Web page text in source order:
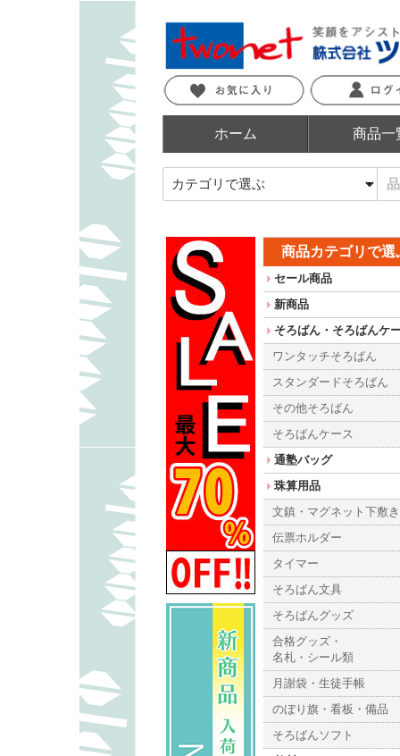
ホーム 商品一
商品カテゴリで選
セール商品
新商品
そろばん・そろばんケ
ワンタッチそろばん
スタンダードそろばん
その他そろばん
そろばんケース
通塾バッグ
珠算用品
文鎮・マグネット下敷き
伝票ホルダー
タイマー
そろばん文具
そろばんグッズ
合格グッズ・
名札・シール類
月謝袋・生徒手帳
のぼり旗・看板・備品
そろばんソフト